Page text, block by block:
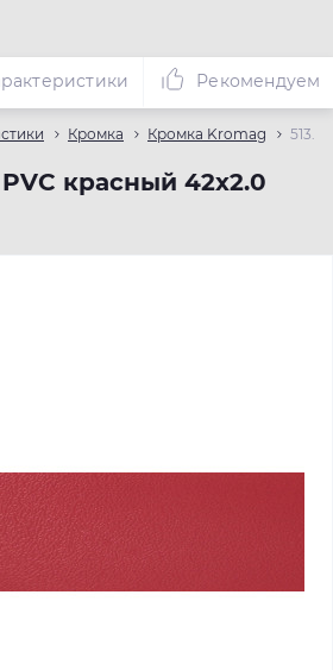
Кромка Кромка Kromag
красный 42х2.0
Рекомендуем